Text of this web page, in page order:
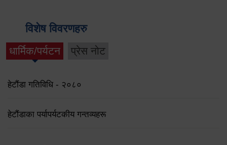
विशेष विवरणहरु
धार्मिक/पर्यटन प्रेस नोट
हेटौंडा गतिविधि - २०८०
हेटौंडाका पर्यापर्यटकीय गन्तव्यहरू